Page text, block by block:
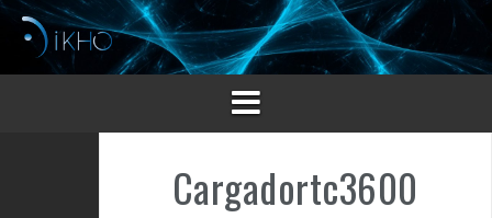
Saltar
contenido
Cargadortc3600